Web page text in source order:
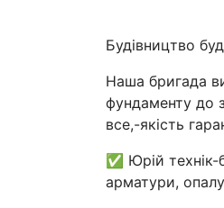
Будівництво
Наша бригада
фундаменту до
все,-якість
✅ Юрій технік-
арматури,